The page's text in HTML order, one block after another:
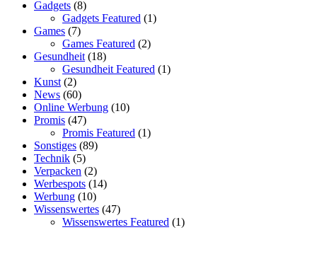
Gadgets (8)
Gadgets Featured (1)
Games (7)
Games Featured (2)
Gesundheit (18)
Gesundheit Featured (1)
Kunst (2)
News (60)
Online Werbung (10)
Promis (47)
Promis Featured (1)
Sonstiges (89)
Technik (5)
Verpacken (2)
Werbespots (14)
Werbung (10)
Wissenswertes (47)
Wissenswertes Featured (1)